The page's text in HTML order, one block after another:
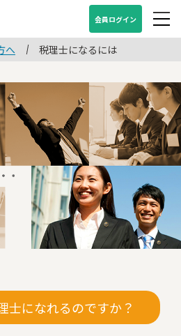
会員ログイン
へ 税理士になるには
士になれるのですか？